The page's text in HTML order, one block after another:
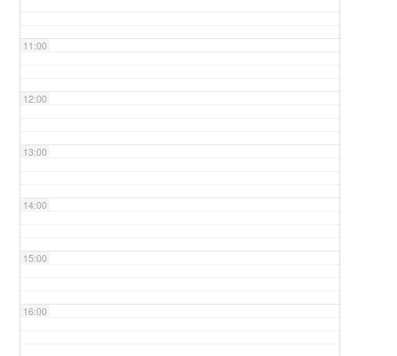
11:00
12:00
13:00
14:00
15:00
16:00